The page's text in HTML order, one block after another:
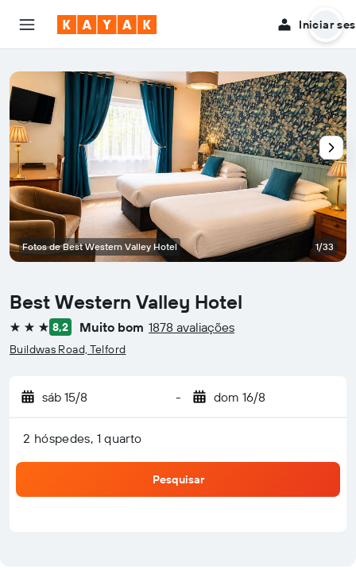
Iniciar
Best Western Valley Hotel
3 estrelas8,2 Muito bom 1878 avaliações
Buildwas Road, Telford
sáb 15/8 - dom 16/8
2 hóspedes, 1 quarto
Pesquisar
Fotos de Best Western Valley Hotel 1/33